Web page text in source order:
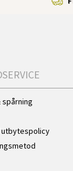
spårning
utbytespolicy